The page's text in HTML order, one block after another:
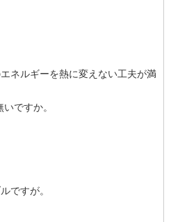
ネルギーを熱に変えない工夫が満
ですか。
ですが。